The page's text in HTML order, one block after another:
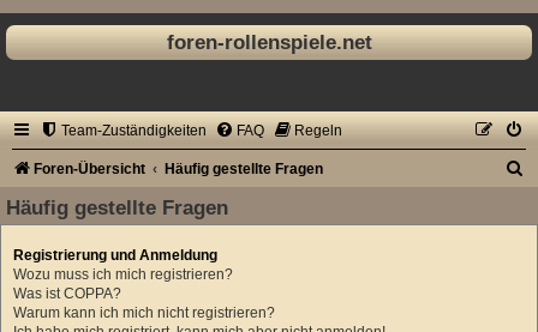
foren-rollenspiele.net
Team-Zuständigkeiten FAQ Regeln
Foren-Übersicht Häufig gestellte Fragen
c
Häufig gestellte Fragen
Registrierung und Anmeldung
Wozu muss ich mich registrieren?
Was ist COPPA?
Warum kann ich mich nicht registrieren?